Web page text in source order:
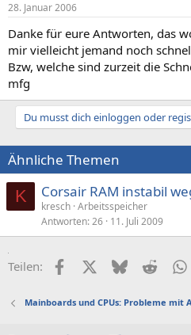
28. Januar 2006
Danke für eure Antworten, das
mir vielleicht jemand noch
Bzw, welche sind zurzeit die
mfg
Du musst dich einloggen oder
Ähnliche Themen
K Corsair RAM instabil
kresch Arbeitsspeicher
Antworten 26 11. Juli 2009
Teilen: FacebookX (Twitter)
BlueskyReddit
Mainboards und CPUs: Probleme mit